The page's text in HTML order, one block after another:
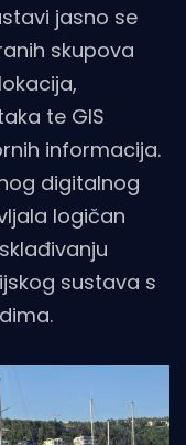
jasno se
skupova
te GIS
informacija.
digitalnog
logičan
sustava s